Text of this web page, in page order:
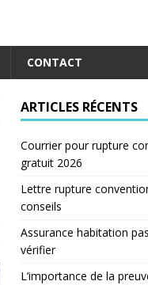
CONTACT
ARTICLES RÉCENTS
Courrier pour rupture
gratuit 2026
Lettre rupture
conseils
Assurance habitation
vérifier
L’importance de la